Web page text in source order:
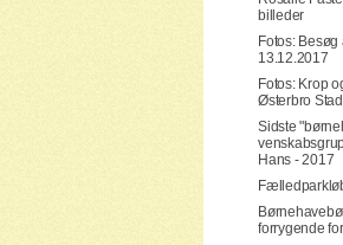
billeder
Fotos:
13.12.2017
Fotos: Krop
Østerbro
Sidste
Hans - 2017
forrygende